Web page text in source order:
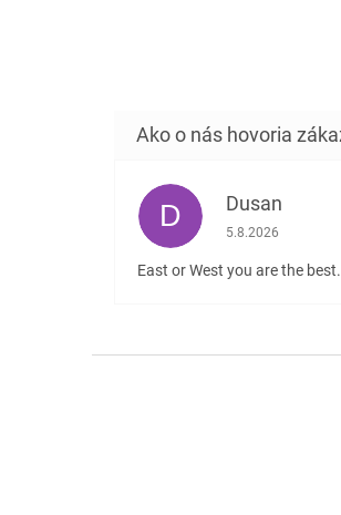
D Dusan
Hodnotenie
5.8.2026
East or West you are the